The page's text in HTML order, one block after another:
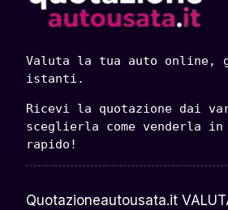
Valuta la tua auto online,
istanti.
Ricevi la quotazione dai
sceglierla come venderla
rapido!
Quotazioneautousata.it